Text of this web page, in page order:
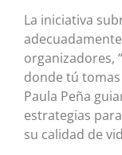
La iniciativa
organizadores,
donde tú
Paula Peña
estrategias
su calidad de